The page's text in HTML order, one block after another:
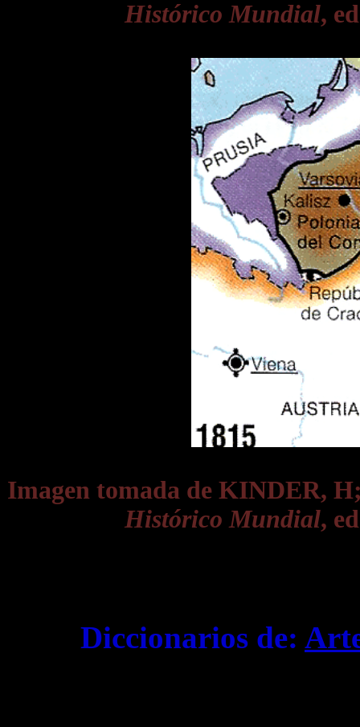
Histórico Mundial,
Imagen tomada de KINDER,
Histórico Mundial,
Diccionarios de: